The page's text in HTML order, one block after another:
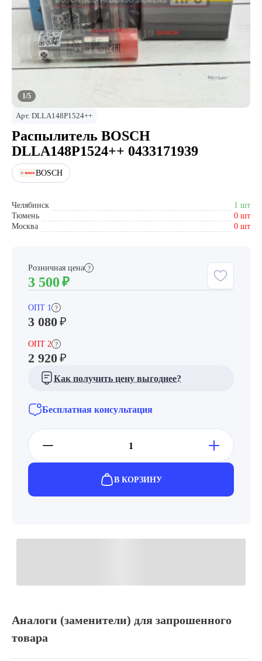
Розничная цена ?
3 500 ₽
ОПТ 1 ?
3 080₽
ОПТ 2 ?
2 920₽
Как получить цену выгоднее?
Бесплатная консультация
В КОРЗИНУ
1/5
Арт. DLLA148P1524++
Распылитель BOSCH
DLLA148P1524++ 0433171939
BOSCH
Челябинск
1 шт
Тюмень
0 шт
Москва
0 шт
Аналоги (заменители) для запрошенного
товара